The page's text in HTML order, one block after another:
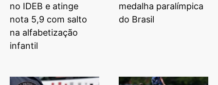
no IDEB e atinge
nota 5,9 com salto
na alfabetização
infantil
medalha paralímpica
do Brasil